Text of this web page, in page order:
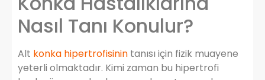
Nasıl Tanı Konulur?
Alt konka hipertrofisinin tanısı için fizik muayene
yeterli olmaktadır. Kimi zaman bu hipertrofi